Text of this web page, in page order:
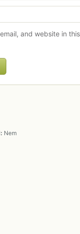
and website in
Nem